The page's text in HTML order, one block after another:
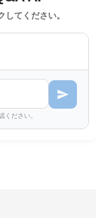
てください。
ください。